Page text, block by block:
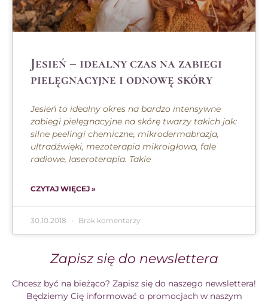
Jesień – idealny czas na zabiegi
pielęgnacyjne i odnowę skóry
Jesień to idealny okres na bardzo intensywne
zabiegi pielęgnacyjne na skórę twarzy takich jak:
silne peelingi chemiczne, mikrodermabrazja,
ultradźwięki, mezoterapia mikroigłowa, fale
radiowe, laseroterapia. Takie
CZYTAJ WIĘCEJ »
30.10.2018 Brak komentarzy
Zapisz się do newslettera
Chcesz być na bieżąco? Zapisz się do naszego newslettera!
Będziemy Cię informować o promocjach w naszym